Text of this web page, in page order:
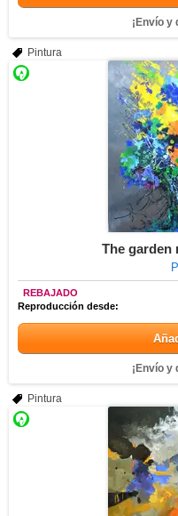
¡Envío
Pintura
The garden
REBAJADO
Reproducción desde:
¡Envío
Pintura